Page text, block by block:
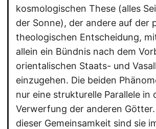
kosmologischen These (alles
der Sonne), der andere auf der
theologischen Entscheidung,
allein ein Bündnis nach dem
orientalischen Staats- und
einzugehen. Die beiden
nur eine strukturelle Parallele in
Verwerfung der anderen
dieser Gemeinsamkeit sind sie